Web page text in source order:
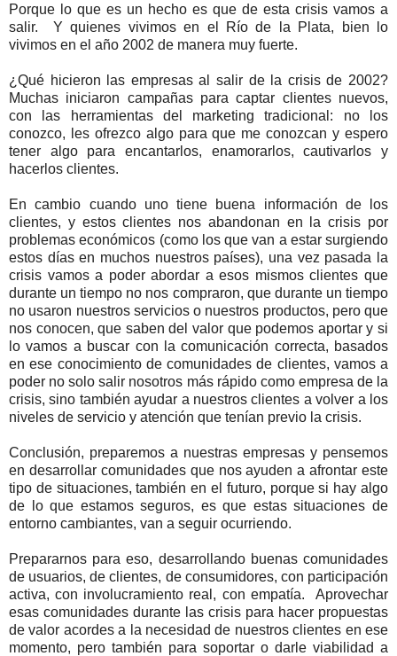
Porque lo que es un hecho es que de esta crisis vamos a
salir.
Y quienes vivimos en el Río de la Plata, bien lo
vivimos en el año 2002 de manera muy fuerte.
¿Qué hicieron las empresas al salir de la crisis de 2002?
Muchas iniciaron campañas para captar clientes nuevos,
con las herramientas del marketing tradicional: no los
conozco, les ofrezco algo para que me conozcan y espero
tener algo para encantarlos, enamorarlos, cautivarlos y
hacerlos clientes.
En cambio cuando uno tiene buena información de los
clientes, y estos clientes nos abandonan en la crisis por
problemas económicos (como los que van a estar surgiendo
estos días en muchos nuestros países), una vez pasada la
crisis vamos a poder abordar a esos mismos clientes que
durante un tiempo no nos compraron, que durante un tiempo
no usaron nuestros servicios o nuestros productos, pero que
nos conocen, que saben del valor que podemos aportar y si
lo vamos a buscar con la comunicación correcta, basados
en ese conocimiento de comunidades de clientes, vamos a
poder no solo salir nosotros más rápido como empresa de la
crisis, sino también ayudar a nuestros clientes a volver a los
niveles de servicio y atención que tenían previo la crisis.
Conclusión, preparemos a nuestras empresas y pensemos
en desarrollar comunidades que nos ayuden a afrontar este
tipo de situaciones, también en el futuro, porque si hay algo
de lo que estamos seguros, es que estas situaciones de
entorno cambiantes, van a seguir ocurriendo.
Prepararnos para eso, desarrollando buenas comunidades
de usuarios, de clientes, de consumidores, con participación
activa, con involucramiento real, con empatía.
Aprovechar
esas comunidades durante las crisis para hacer propuestas
de valor acordes a la necesidad de nuestros clientes en ese
momento, pero también para soportar o darle viabilidad a